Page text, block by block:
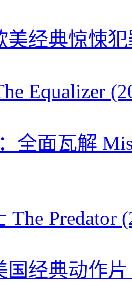
美经典惊悚
Equalizer
全面瓦解
The Predator
国经典动作